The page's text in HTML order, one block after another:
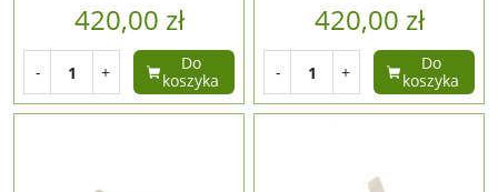
420,00 zł
- +
Do
koszyka
420,00 zł
- +
Do
koszyka